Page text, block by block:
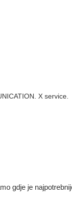
X service.
gdje je